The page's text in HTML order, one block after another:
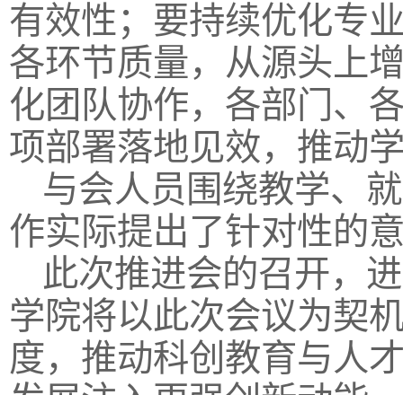
有效性；要持续优化专
各环节质量，从源头上
化团队协作，各部门、
项部署落地见效，推动
与会人员围绕教学、
作实际提出了针对性的
此次推进会的召开，
学院将以此次会议为契
度，推动科创教育与人